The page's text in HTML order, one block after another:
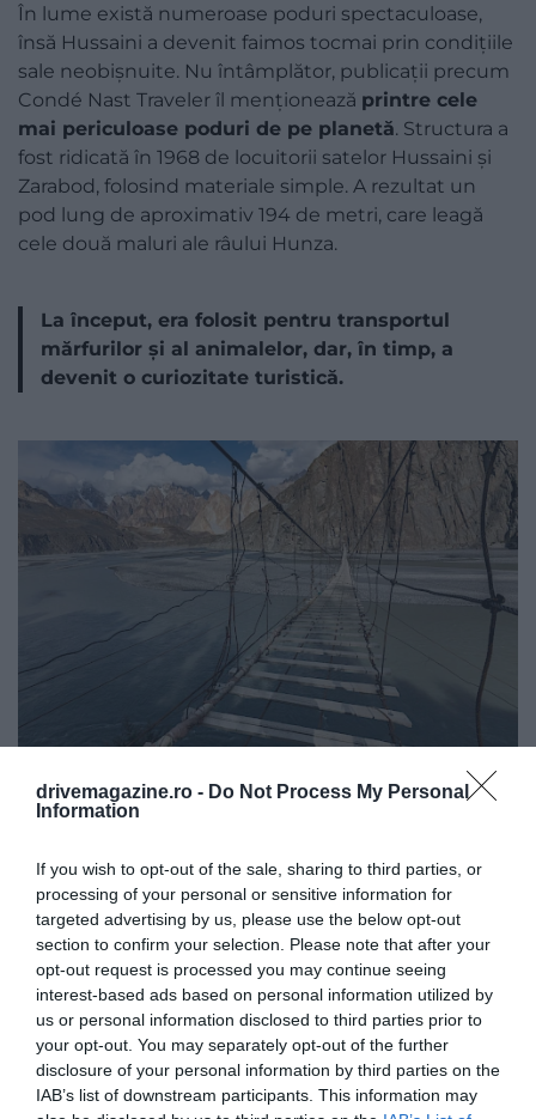
drivemagazine.ro - Do Not Process My Personal
Information
If you wish to opt-out of the sale, sharing to third parties, or
processing of your personal or sensitive information for
targeted advertising by us, please use the below opt-out
section to confirm your selection. Please note that after your
opt-out request is processed you may continue seeing
interest-based ads based on personal information utilized by
us or personal information disclosed to third parties prior to
your opt-out. You may separately opt-out of the further
disclosure of your personal information by third parties on the
IAB’s list of downstream participants. This information may
În lume există numeroase poduri spectaculoase,
însă Hussaini a devenit faimos tocmai prin condițiile
sale neobișnuite. Nu întâmplător, publicații precum
Condé Nast Traveler îl menționează printre cele
mai periculoase poduri de pe planetă. Structura a
fost ridicată în 1968 de locuitorii satelor Hussaini și
Zarabod, folosind materiale simple. A rezultat un
pod lung de aproximativ 194 de metri, care leagă
cele două maluri ale râului Hunza.
La început, era folosit pentru transportul
mărfurilor și al animalelor, dar, în timp, a
devenit o curiozitate turistică.
Podul suspendat Hussaini Foto:Shutterstock